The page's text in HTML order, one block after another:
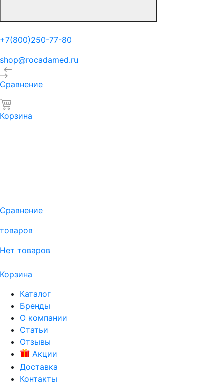
+7(800)250-77-80
shop@rocadamed.ru
Сравнение
Корзина
Сравнение
товаров
Нет товаров
Корзина
Каталог
Бренды
О компании
Статьи
Отзывы
Акции
Доставка
Контакты